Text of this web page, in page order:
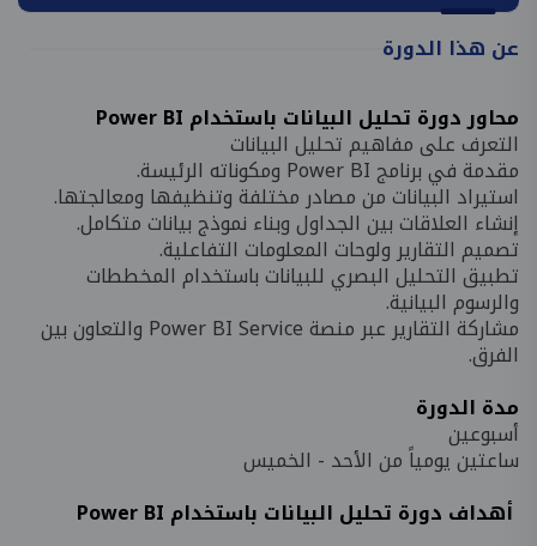
عن هذا الدورة
محاور دورة تحليل البيانات باستخدام Power BI
التعرف على مفاهيم تحليل البيانات
مقدمة في برنامج Power BI ومكوناته الرئيسة.
استيراد البيانات من مصادر مختلفة وتنظيفها ومعالجتها.
إنشاء العلاقات بين الجداول وبناء نموذج بيانات متكامل.
تصميم التقارير ولوحات المعلومات التفاعلية.
تطبيق التحليل البصري للبيانات باستخدام المخططات
والرسوم البيانية.
مشاركة التقارير عبر منصة Power BI Service والتعاون بين
الفرق.
مدة الدورة
أسبوعين
ساعتين يومياً من الأحد - الخميس
أهداف دورة تحليل البيانات باستخدام Power BI